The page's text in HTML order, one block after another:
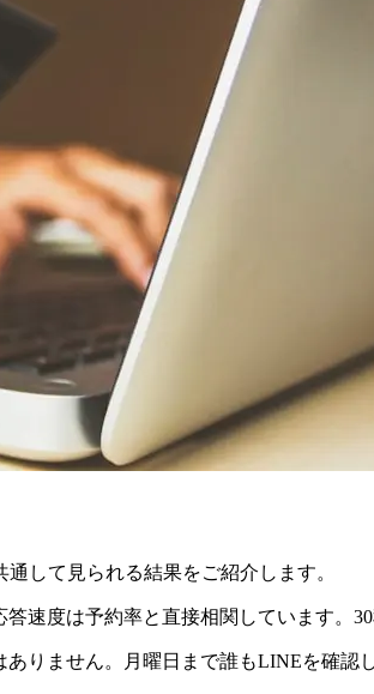
して見られる結果をご紹介します。
速度は予約率と直接相関しています。
りません。月曜日まで誰もLINEを確認